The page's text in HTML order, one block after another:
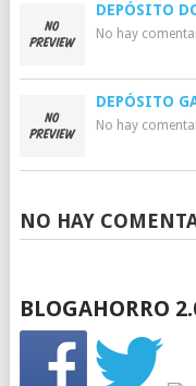
DEPÓSITO
No hay
DEPÓSITO
No hay
NO HAY
BLOGAHORRO